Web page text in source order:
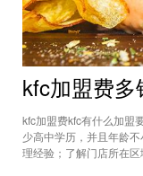
kfc加盟费kfc有什么加盟
少高中学历，并且年龄
理经验；了解门店所在